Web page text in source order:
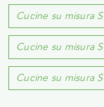
Cucine su misura
Cucine su misura
Cucine su misura